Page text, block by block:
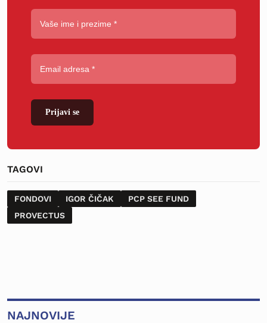
Prijavi se
TAGOVI
FONDOVI IGOR ČIČAK
PCP SEE FUND
PROVECTUS
NAJNOVIJE